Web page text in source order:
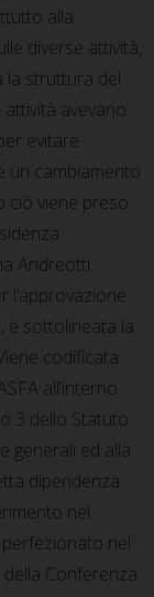
alla
diverse attività,
la struttura del
avevano
evitare
un cambiamento
ciò viene preso
Andreotti.
l’approvazione
è sottolineata la
codificata
all’interno
3 dello Statuto
generali ed alla
dipendenza
nel
nel
Conferenza